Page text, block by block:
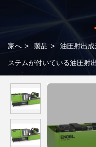
家へ > 製品 > 油圧射出
ステムが付いている油圧射